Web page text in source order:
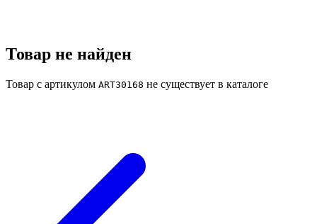
Товар не найден
Товар с артикулом ART30168 не существует в каталоге